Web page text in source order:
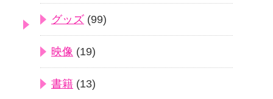
グッズ (99)
映像 (19)
書籍 (13)